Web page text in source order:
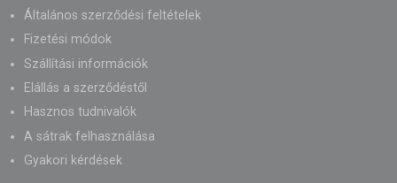
Általános szerződési feltételek
Fizetési módok
Szállítási információk
Elállás a szerződéstől
Hasznos tudnivalók
A sátrak felhasználása
Gyakori kérdések